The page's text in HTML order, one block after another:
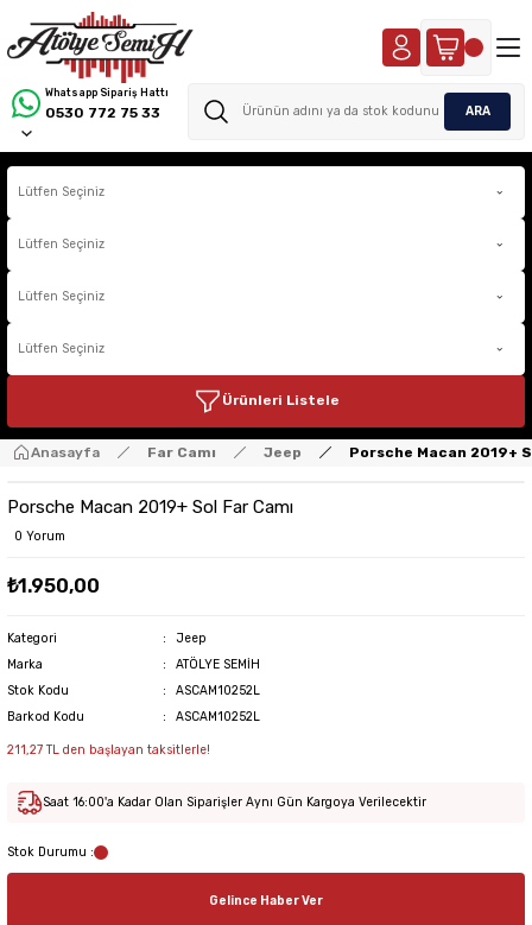
Whatsapp Sipariş Hattı
0530 772 75 33 ARA
Ürünleri Listele
Anasayfa Far Camı Jeep Porsche Macan 2019+
Porsche Macan 2019+ Sol Far Camı
0 Yorum
₺1.950,00
Kategori
Jeep
Marka
ATÖLYE SEMİH
Stok Kodu
ASCAM10252L
Barkod Kodu
ASCAM10252L
211,27 TL den başlayan taksitlerle!
Saat 16:00'a Kadar Olan Siparişler Aynı Gün Kargoya Verilecektir
Stok Durumu :
Gelince Haber Ver